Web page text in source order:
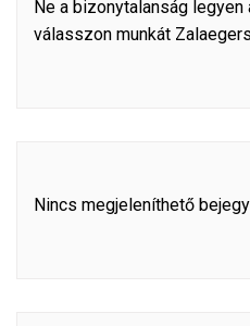
Ne a bizonytalanság
válasszon munkát
Nincs megjeleníthető